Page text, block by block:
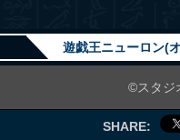
遊戯王ニューロン(
©スタジ
SHARE: